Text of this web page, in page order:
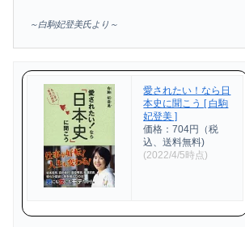
～白駒妃登美氏より～
愛されたい！なら日
本史に聞こう [ 白駒
妃登美 ]
価格：704円（税
込、送料無料)
(2022/4/5時点)